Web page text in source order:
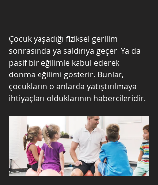
Çocuk yaşadığı fiziksel gerilim
sonrasında ya saldırıya geçer. Ya da
pasif bir eğilimle kabul ederek
donma eğilimi gösterir. Bunlar,
çocukların o anlarda yatıştırılmaya
ihtiyaçları olduklarının habercileridir.